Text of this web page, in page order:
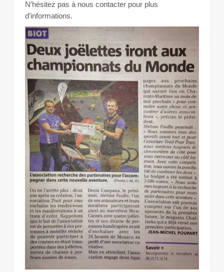
Remerciements
Contact
N’hésitez pas à nous contacter pour plus
d’informations.